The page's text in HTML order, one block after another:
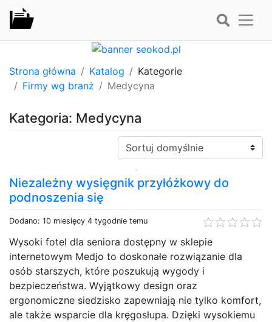
Strona główna Katalog
Kategorie
Firmy wg branż
Medycyna
Kategoria: Medycyna
Sortuj:
Niezależny wysięgnik przyłóżkowy do
podnoszenia się
Dodano: 10 miesięcy 4 tygodnie temu
Wysoki fotel dla seniora dostępny w sklepie
internetowym Medjo to doskonałe rozwiązanie dla
osób starszych, które poszukują wygody i
bezpieczeństwa. Wyjątkowy design oraz
ergonomiczne siedzisko zapewniają nie tylko komfort,
ale także wsparcie dla kręgosłupa. Dzięki wysokiemu